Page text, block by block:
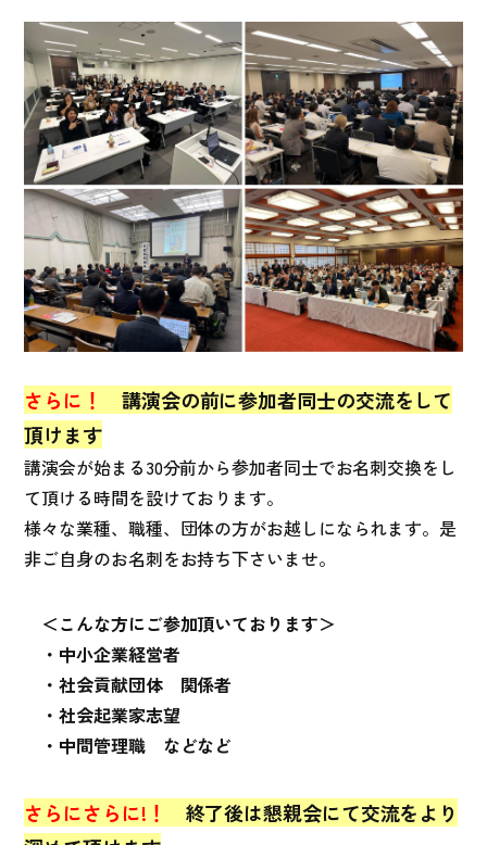
さらに！ 講演会の前に参加者同士の交流をして
頂けます
講演会が始まる30分前から参加者同士でお名刺交換をし
て頂ける時間を設けております。
様々な業種、職種、団体の方がお越しになられます。是
非ご自身のお名刺をお持ち下さいませ。
＜こんな方にご参加頂いております＞
・中小企業経営者
・社会貢献団体 関係者
・社会起業家志望
・中間管理職 などなど
さらにさらに!！ 終了後は懇親会にて交流をより